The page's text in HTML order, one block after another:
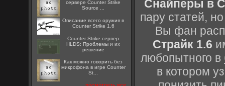
сервере Counter Strike
Source ...
Описание всего оружия в
Counter Strike 1.6
Counter Strike сервер
HLDS: Проблемы и их
решение
Как можно говорить без
микрофона в игре Counter
St...
Снайперы в
пару статей,
Вы фан
Страйк 1.6
любопытного в
в котором